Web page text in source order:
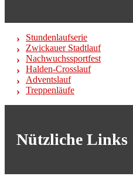
Stundenlaufserie
Zwickauer Stadtlauf
Nachwuchssportfest
Halden-Crosslauf
Adventslauf
Treppenläufe
Nützliche Links